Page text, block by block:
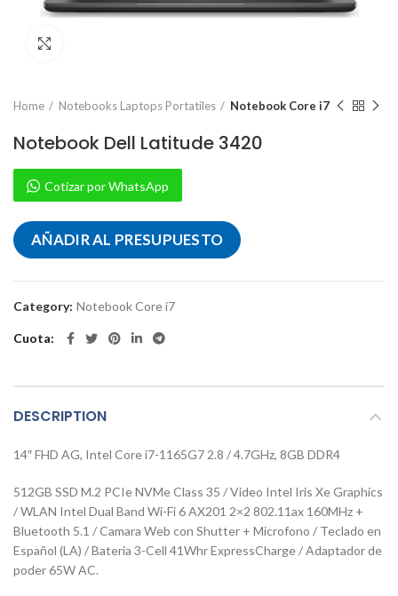
Home Notebooks Laptops Portatiles Notebook Core i7
Notebook Dell Latitude 3420
Cotizar por WhatsApp
AÑADIR AL PRESUPUESTO
Category: Notebook Core i7
Cuota
DESCRIPTION
14″ FHD AG, Intel Core i7-1165G7 2.8 / 4.7GHz, 8GB DDR4
512GB SSD M.2 PCIe NVMe Class 35 / Video Intel Iris Xe Graphics
/ WLAN Intel Dual Band Wi-Fi 6 AX201 2×2 802.11ax 160MHz +
Bluetooth 5.1 / Camara Web con Shutter + Microfono / Teclado en
Español (LA) / Bateria 3-Cell 41Whr ExpressCharge / Adaptador de
poder 65W AC.